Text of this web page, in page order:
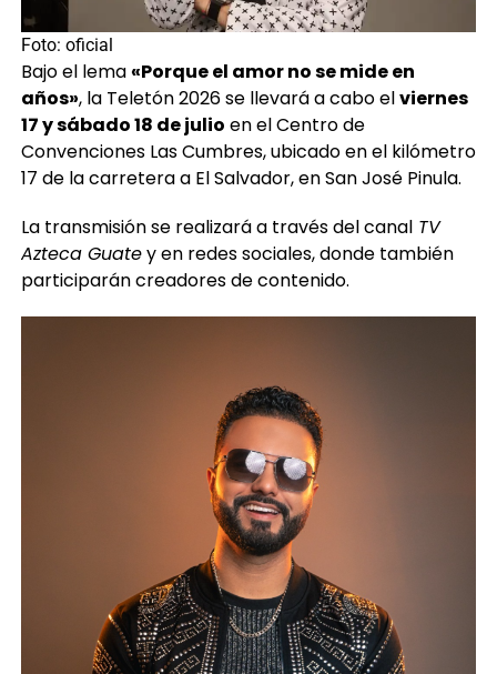
Foto: oficial
Bajo el lema «Porque el amor no se mide en
años», la Teletón 2026 se llevará a cabo elviernes
17 y sábado 18 de julio en el Centro de
Convenciones Las Cumbres, ubicado en el kilómetro
17 de la carretera a El Salvador, en San José Pinula.
La transmisión se realizará a través del canalTV
Azteca Guatey en redes sociales, donde también
participarán creadores de contenido.